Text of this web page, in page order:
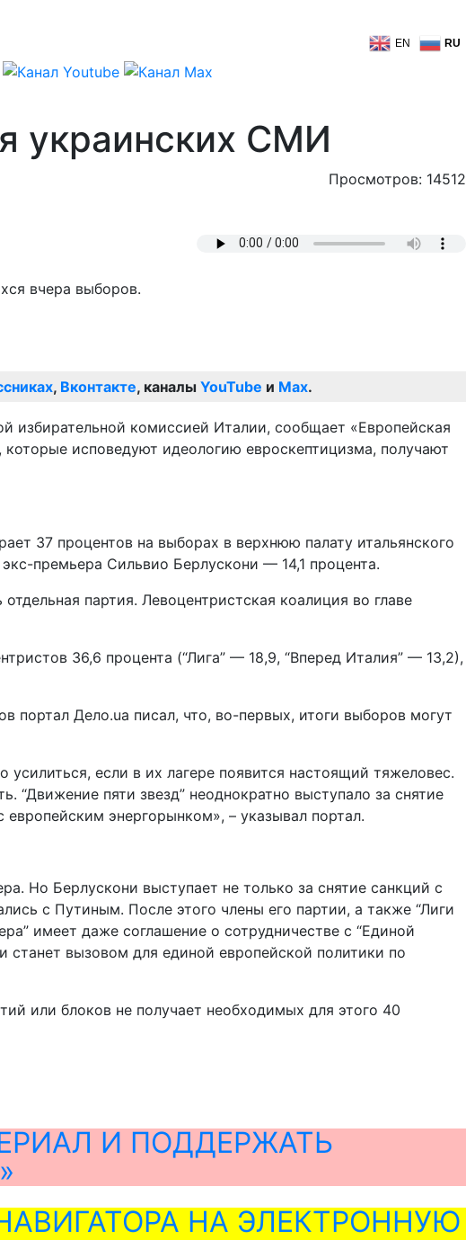
EN RU
украинских СМИ
Просмотров: 14512
вчера выборов.
, Вконтакте, каналы YouTube и Max.
избирательной комиссией Италии, сообщает «Европейская
исповедуют идеологию евроскептицизма, получают
37 процентов на выборах в верхнюю палату итальянского
премьера Сильвио Берлускони — 14,1 процента.
партия. Левоцентристская коалиция во главе
36,6 процента (“Лига” — 18,9, “Вперед Италия” — 13,2),
портал Дело.ua писал, что, во-первых, итоги выборов могут
если в их лагере появится настоящий тяжеловес.
“Движение пяти звезд” неоднократно выступало за снятие
энергорынком», – указывал портал.
Но Берлускони выступает не только за снятие санкций с
с Путиным. После этого члены его партии, а также “Лиги
имеет даже соглашение о сотрудничестве с “Единой
вызовом для единой европейской политики по
или блоков не получает необходимых для этого 40
И ПОДДЕРЖАТЬ
НА ЭЛЕКТРОННУЮ